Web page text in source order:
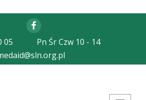
Facebook
05
Pn Śr Czw 10 - 14